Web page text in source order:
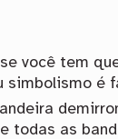
você tem
simbolismo é
todas as